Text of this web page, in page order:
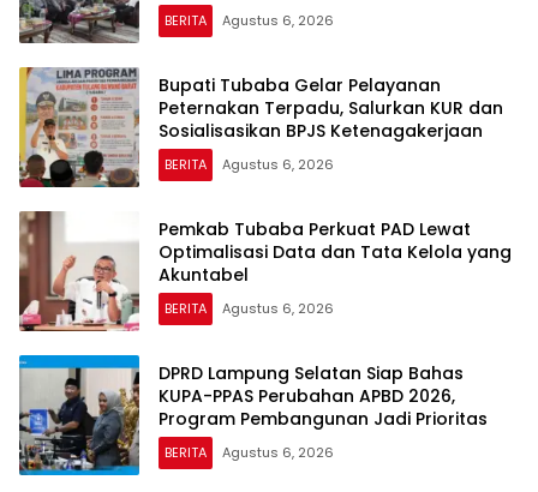
BERITA Agustus 6, 2026
Bupati Tubaba Gelar Pelayanan
Peternakan Terpadu, Salurkan KUR dan
Sosialisasikan BPJS Ketenagakerjaan
BERITA Agustus 6, 2026
Pemkab Tubaba Perkuat PAD Lewat
Optimalisasi Data dan Tata Kelola yang
Akuntabel
BERITA Agustus 6, 2026
DPRD Lampung Selatan Siap Bahas
KUPA-PPAS Perubahan APBD 2026,
Program Pembangunan Jadi Prioritas
BERITA Agustus 6, 2026